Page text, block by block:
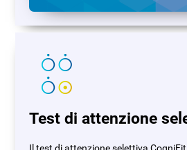
Test di attenzione